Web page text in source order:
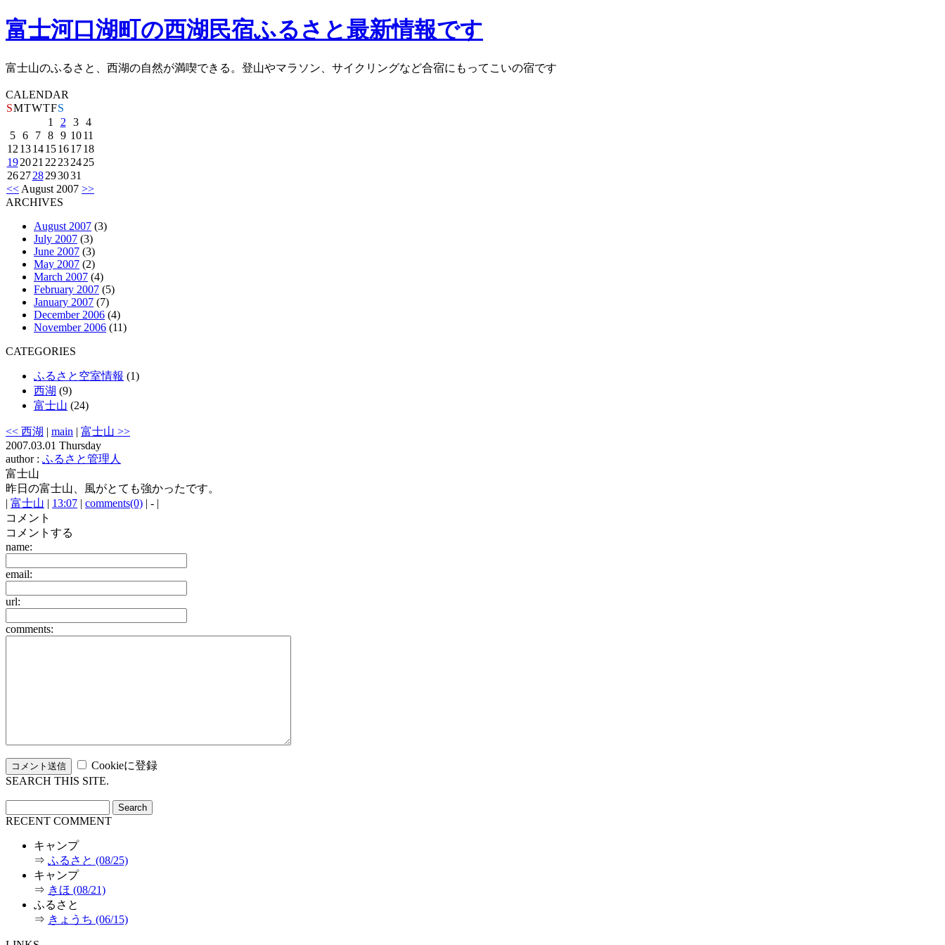
富士河口湖町の西湖民宿ふるさと最新情報です
富士山のふるさと、西湖の自然が満喫できる。登山やマラソン、サイクリングなど合宿にもってこいの宿です
CALENDAR
SMTWTFS
1
2 3
4
5
6 7 8 9 10 11
12 13 14 15 16 17 18
19 20 21 22 23 24 25
26 27 28 293031
<< August 2007 >>
ARCHIVES
August 2007 (3)
July 2007 (3)
June 2007 (3)
May 2007 (2)
March 2007 (4)
February 2007 (5)
January 2007 (7)
December 2006 (4)
November 2006 (11)
CATEGORIES
ふるさと空室情報 (1)
西湖 (9)
富士山 (24)
<< 西湖 | main | 富士山 >>
2007.03.01 Thursday
author : ふるさと管理人
富士山
昨日の富士山、風がとても強かったです。
| 富士山 | 13:07 | comments(0) | - |
コメント
コメントする
name:
email:
url:
comments:
Cookieに登録
SEARCH THIS SITE.
RECENT COMMENT
キャンプ
⇒ ふるさと (08/25)
キャンプ
⇒ きほ (08/21)
ふるさと
⇒ きょうち (06/15)